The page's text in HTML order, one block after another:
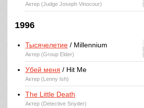
Актер (Judge Joseph Vinocour)
1996
Тысячелетие / Millennium
Актер (Group Elder)
Убей меня / Hit Me
Актер (Lenny Ish)
The Little Death
Актер (Detective Snyder)